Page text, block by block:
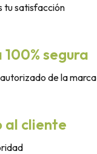
tu satisfacción
segura
de la marca
al cliente